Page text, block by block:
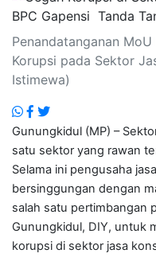
Penandatanganan
Korupsi pada Sektor
Istimewa)
Gunungkidul (MP) –
satu sektor yang rawan
Selama ini pengusaha
bersinggungan dengan
salah satu pertimbangan
Gunungkidul, DIY, untuk
korupsi di sektor jasa